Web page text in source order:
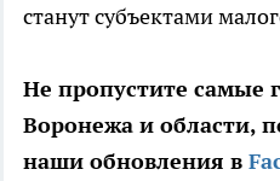
станут субъектами
Не пропустите самые
Воронежа и области,
наши обновления в